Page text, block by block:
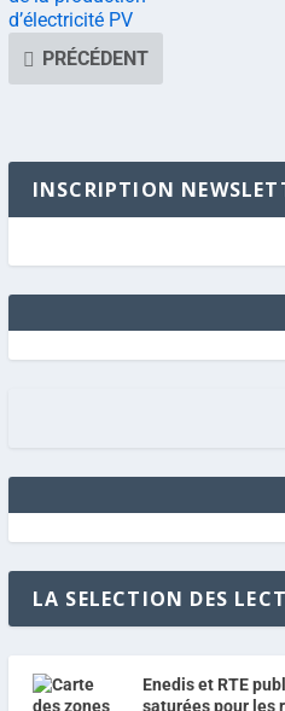
d’électricité PV
PRÉCÉDENT
INSCRIPTION
LA SELECTION DES
Enedis et RTE
saturées pour les